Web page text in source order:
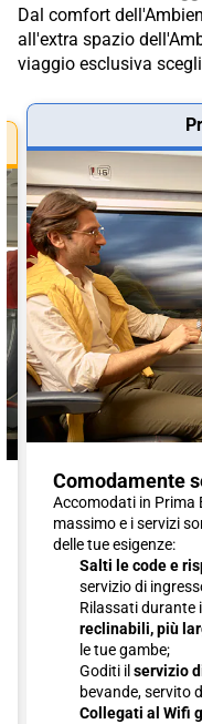
Dal comfort
all'extra spazio
viaggio esclusiva
Comodamente
Accomodati in Prima
massimo e i servizi
delle tue esigenze:
Salti le code e
servizio di
Rilassati durante
reclinabili, più
le tue gambe;
Goditi il servizio
bevande, servito
Collegati al Wifi